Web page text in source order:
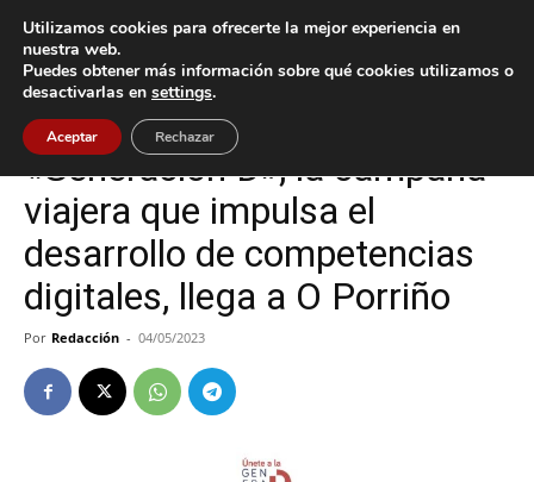
Inicio O Porriño
O Porriño Tecnología
«Generación D», la campaña
viajera que impulsa el
desarrollo de competencias
digitales, llega a O Porriño
Por Redacción - 04/05/2023
Utilizamos cookies para ofrecerte la mejor experiencia en
nuestra web.
Puedes obtener más información sobre qué cookies utilizamos o
desactivarlas en settings.
Aceptar Rechazar